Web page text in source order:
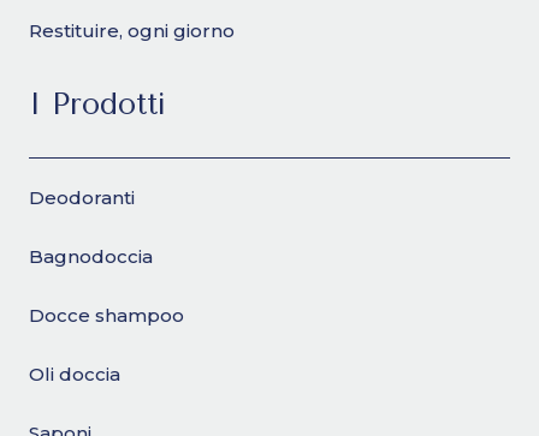
Restituire, ogni giorno
I Prodotti
Deodoranti
Bagnodoccia
Docce shampoo
Oli doccia